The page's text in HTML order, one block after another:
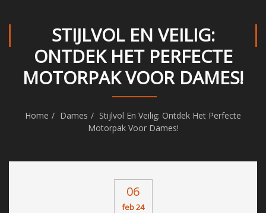
STIJLVOL EN VEILIG:
ONTDEK HET PERFECTE
MOTORPAK VOOR DAMES!
Home Dames
Stijlvol En Veilig: Ontdek Het Perfecte
Motorpak Voor Dames!
06
feb 24